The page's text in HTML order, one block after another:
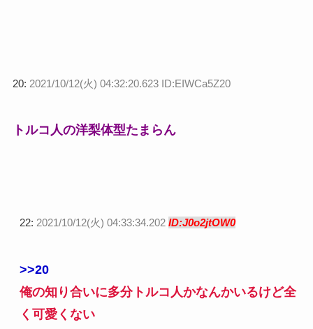
20: 2021/10/12(火) 04:32:20.623 ID:EIWCa5Z20
トルコ人の洋梨体型たまらん
22: 2021/10/12(火) 04:33:34.202 ID:J0o2jtOW0
>>20
俺の知り合いに多分トルコ人かなんかいるけど全
く可愛くない